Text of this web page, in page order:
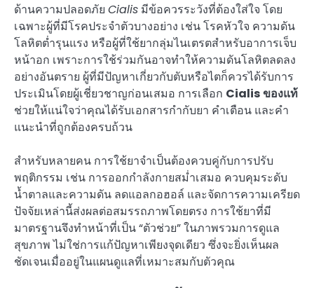
ด้านความปลอดภัย Cialis มีข้อควรระวังที่ต้องใส่ใจ โดย
เฉพาะผู้ที่มีโรคประจำตัวบางอย่าง เช่น โรคหัวใจ ความดัน
โลหิตต่ำรุนแรง หรือผู้ที่ใช้ยากลุ่มไนเตรตสำหรับอาการเจ็บ
หน้าอก เพราะการใช้ร่วมกันอาจทำให้ความดันโลหิตลดลง
อย่างอันตราย ผู้ที่มีปัญหาเกี่ยวกับตับหรือไตก็ควรได้รับการ
ประเมินโดยผู้เชี่ยวชาญก่อนเสมอ การเลือก Cialis ของแท้
ช่วยให้แน่ใจว่าคุณได้รับเอกสารกำกับยา คำเตือน และคำ
แนะนำที่ถูกต้องครบถ้วน
สำหรับหลายคน การใช้ยาจำเป็นต้องควบคู่กับการปรับ
พฤติกรรม เช่น การออกกำลังกายสม่ำเสมอ ควบคุมระดับ
น้ำตาลและความดัน ลดแอลกอฮอล์ และจัดการความเครียด
ปัจจัยเหล่านี้ส่งผลต่อสมรรถภาพโดยตรง การใช้ยาที่มี
มาตรฐานจึงทำหน้าที่เป็น “ตัวช่วย” ในภาพรวมการดูแล
สุขภาพ ไม่ใช่การแก้ปัญหาเพียงจุดเดียว ซึ่งจะยิ่งเห็นผล
ชัดเจนเมื่ออยู่ในแผนดูแลที่เหมาะสมกับตัวคุณ